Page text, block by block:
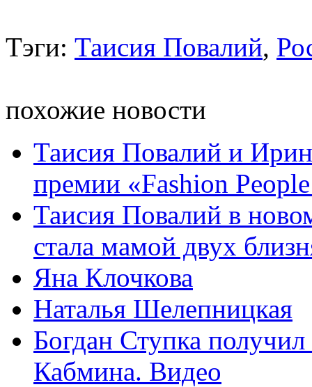
Тэги: Таисия Повалий,
похожие новости
Таисия Повалий и
премии «Fashion
Таисия Повалий в
стала мамой двух
Яна Клочкова
Наталья Шелепницкая
Богдан Ступка
Кабмина. Видео